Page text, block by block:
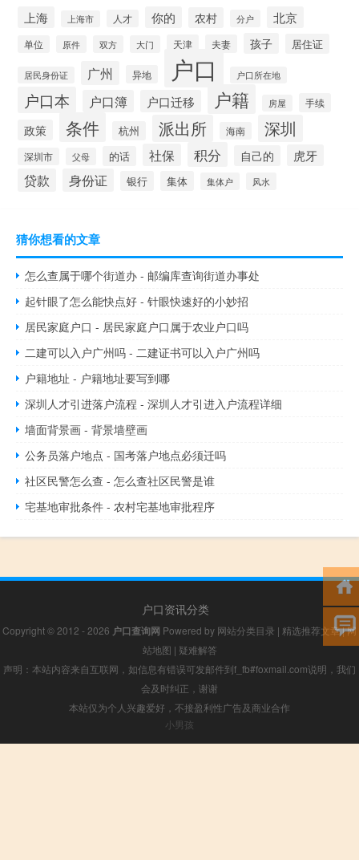
上海 上海市 人才 你的 农村 分户 北京
单位 原件 双方 大门 天津 夫妻 孩子 居住证
居民身份证 广州 异地 户口 户口所在地
户口本 户口簿 户口迁移 户籍 房屋 手续
政策 条件 杭州 派出所 海南 深圳
深圳市 父母 的话 社保 积分 自己的 虎牙
贷款 身份证 银行 集体 集体户 风水
猜你想看的文章
怎么查属于哪个街道办 - 邮编库查询街道办事处
起针眼了怎么能快点好 - 针眼快速好的小妙招
居民家庭户口 - 居民家庭户口属于农业户口吗
二建可以入户广州吗 - 二建证书可以入户广州吗
户籍地址 - 户籍地址要写到哪
深圳人才引进落户流程 - 深圳人才引进入户流程详细
墙面背景画 - 背景墙壁画
公务员落户地点 - 国考落户地点必须迁吗
社区民警怎么查 - 怎么查社区民警是谁
宅基地审批条件 - 农村宅基地审批程序
户口资讯分类
Copyright © 2012 - 2026 户口查询网 Powered by 网站分类目录 | 精选推荐文章|网
站地图 | 疑难解答
声明：本站内容来自互联网，如信息有错误可发邮件到f_fb#foxmail.com说明，我们
会及时纠正，谢谢
本站仅为个人兴趣爱好，不接盈利性广告及商业合作
小男孩